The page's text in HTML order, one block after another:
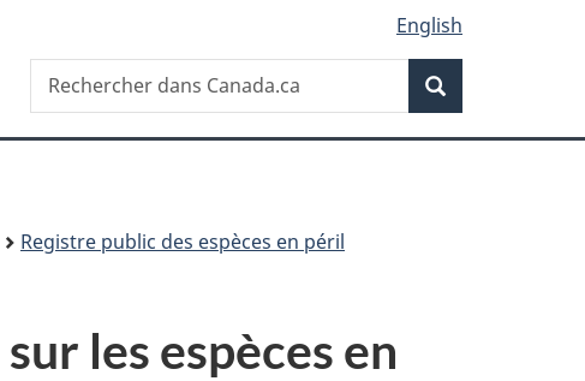
English
Recherche
Rechercher
dans
Registre public des espèces en péril
les espèces en